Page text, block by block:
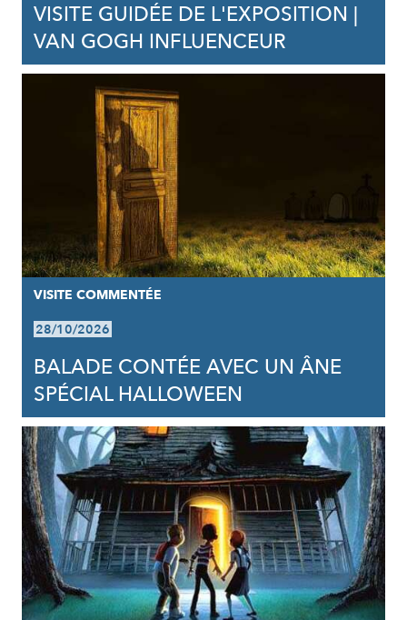
VISITE GUIDÉE DE L'EXPOSITION |
VAN GOGH INFLUENCEUR
VISITE COMMENTÉE
28/10/2026
BALADE CONTÉE AVEC UN ÂNE
SPÉCIAL HALLOWEEN